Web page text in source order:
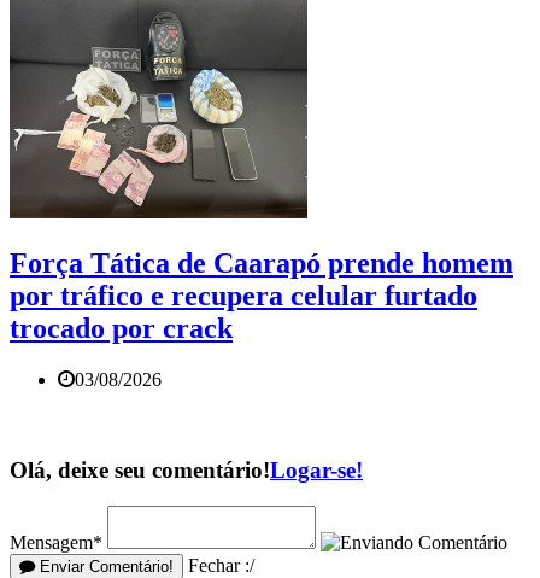
Força Tática de Caarapó prende homem
por tráfico e recupera celular furtado
trocado por crack
03/08/2026
Olá, deixe seu comentário!Logar-se!
Mensagem*
Enviar Comentário! Fechar :/